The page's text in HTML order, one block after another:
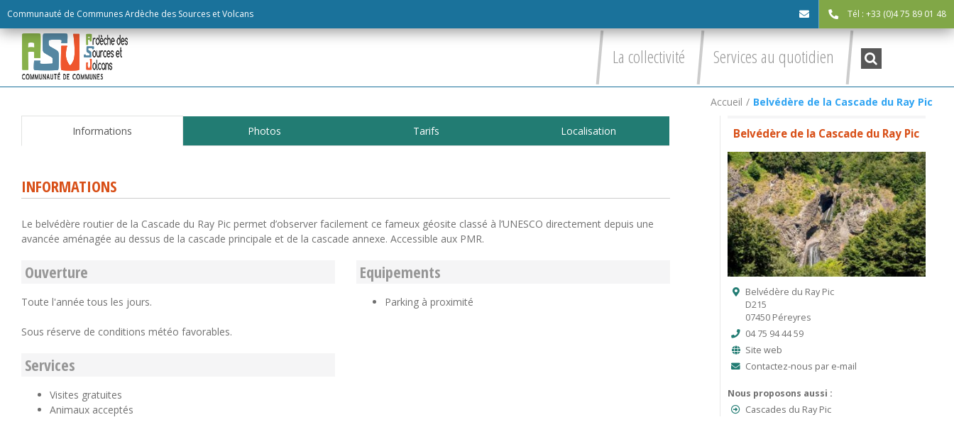
Communauté de Communes Ardèche des Sources et Volcans Tél : +33 (0)4 75 89 01 48
to
content
La collectivité Services au quotidien Recherche
:
Accueil / Belvédère de la Cascade du Ray Pic
Informations Photos Tarifs Localisation
INFORMATIONS
Le belvédère routier de la Cascade du Ray Pic permet d’observer facilement ce fameux géosite classé à l’UNESCO directement depuis une
avancée aménagée au dessus de la cascade principale et de la cascade annexe. Accessible aux PMR.
Ouverture
Toute l'année tous les jours.
Sous réserve de conditions météo favorables.
Equipements
Parking à proximité
Services
Visites gratuites
Animaux acceptés
Belvédère de la Cascade du Ray Pic
Belvédère du Ray Pic
D215
07450 Péreyres
04 75 94 44 59
Site web
Contactez-nous par e-mail
Nous proposons aussi :
Cascades du Ray Pic